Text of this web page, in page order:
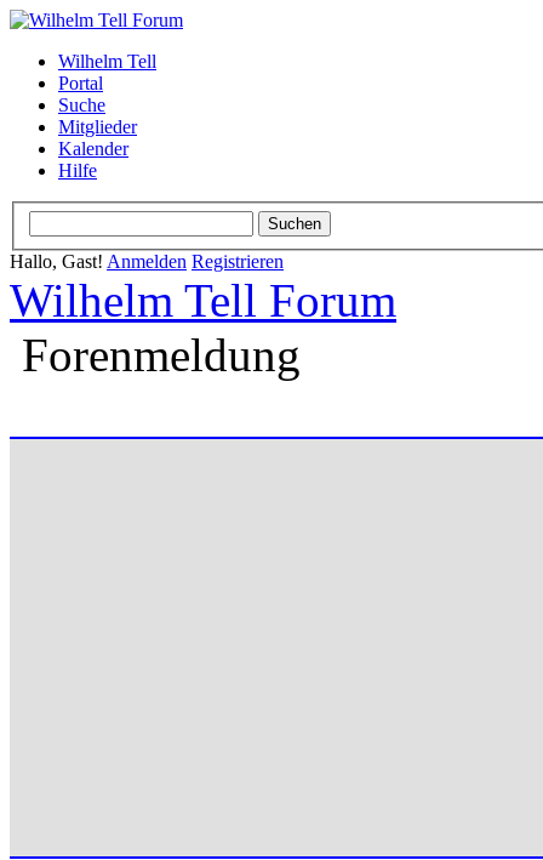
Wilhelm Tell
Portal
Suche
Mitglieder
Kalender
Hilfe
Hallo, Gast! Anmelden Registrieren
Wilhelm Tell Forum
Forenmeldung